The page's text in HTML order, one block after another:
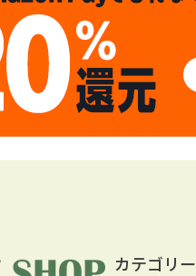
カテゴリー